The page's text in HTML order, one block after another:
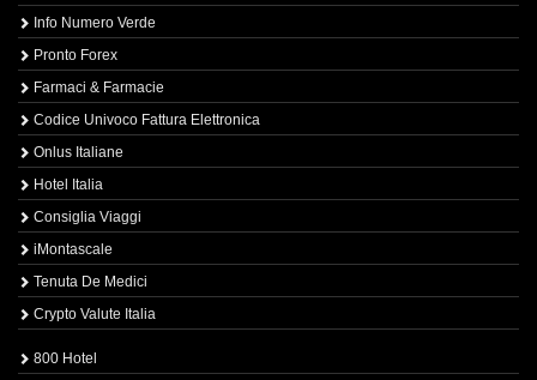
Info Numero Verde
Pronto Forex
Farmaci & Farmacie
Codice Univoco Fattura Elettronica
Onlus Italiane
Hotel Italia
Consiglia Viaggi
iMontascale
Tenuta De Medici
Crypto Valute Italia
800 Hotel